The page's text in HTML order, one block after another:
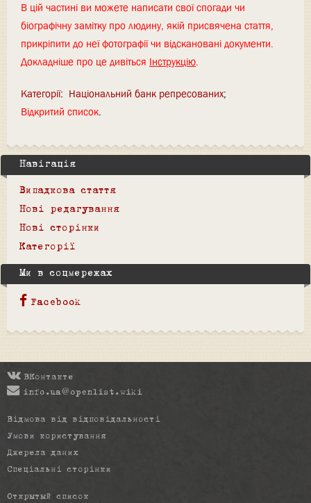
В цій частині ви можете написати свої спогади чи
біографічну замітку про людину, якій присвячена стаття,
прикріпити до неї фотографії чи відскановані документи.
Докладніше про це дивіться Інструкцію.
Категорії: Національний банк репресованих
Відкритий список
Навігація
Випадкова стаття
Нові редагування
Нові сторінки
Категорії
Ми в соцмережах
Facebook
ВКонтакте
info.ua@openlist.wiki
Відмова від відповідальності
Умови користування
Джерела даних
Спеціальні сторінки
Открытый список